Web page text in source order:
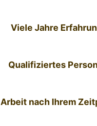
Viele Jahre
Qualifiziertes
Arbeit nach Ihrem